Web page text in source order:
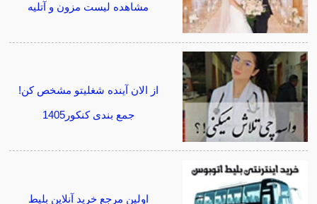
مشاهده لیست مزون و آتلیه
از الان آینده شغلیتو مشخص کن!
جمع بندی کنکور1405
اولین مرجع خرید آنلاین بلیط